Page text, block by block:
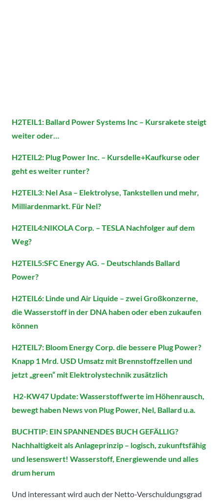
H2TEIL1: Ballard Power Systems Inc – Kursrakete steigt
weiter oder…
H2TEIL2: Plug Power Inc. – Kursdelle+Kaufkurse oder
geht es weiter runter?
H2TEIL3: Nel Asa – Elektrolyse, Tankstellen und mehr,
Milliardenmarkt. Für Nel?
H2TEIL4:NIKOLA Corp. – TESLA Nachfolger auf dem
Weg?
H2TEIL5:SFC Energy AG. – Deutschlands Ballard
Power?
H2TEIL6: Linde und Air Liquide – zwei Großkonzerne,
die Wasserstoff in der DNA haben oder eben zukaufen
können
H2TEIL7: Bloom Energy Corp. die bessere Plug Power?
Knapp 1 Mrd. USD Umsatz mit Brennstoffzellen und
jetzt „green“ mit Elektrolystechnik zusätzlich
H2-KW47 Update: Wasserstoffwerte im Höhenrausch,
bewegt haben News von Plug Power, Nel, Ballard u.a.
BUCHTIP: EIN SPANNENDES BUCH GEFÄLLIG?
Nachhaltigkeit als Anlageprinzip – logisch, zukunftsfähig
und lesenswert! Wasserstoff, Energiewende und alles
drum herum
Und interessant wird auch der Netto-Verschuldungsgrad